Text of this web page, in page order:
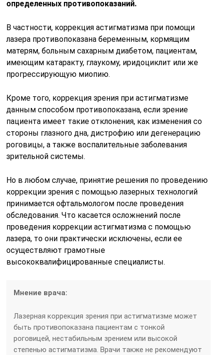
определенных противопоказаний.
В частности, коррекция астигматизма при помощи
лазера противопоказана беременным, кормящим
матерям, больным сахарным диабетом, пациентам,
имеющим катаракту, глаукому, иридоциклит или же
прогрессирующую миопию.
Кроме того, коррекция зрения при астигматизме
данным способом противопоказана, если зрение
пациента имеет такие отклонения, как изменения со
стороны глазного дна, дистрофию или дегенерацию
роговицы, а также воспалительные заболевания
зрительной системы.
Но в любом случае, принятие решения по проведению
коррекции зрения с помощью лазерных технологий
принимается офтальмологом после проведения
обследования. Что касается осложнений после
проведения коррекции астигматизма с помощью
лазера, то они практически исключены, если ее
осуществляют грамотные
высококвалифицированные специалисты.
Мнение врача:
Лазерная коррекция зрения при астигматизме может
быть противопоказана пациентам с тонкой
роговицей, нестабильным зрением или высокой
степенью астигматизма. Врачи также не рекомендуют